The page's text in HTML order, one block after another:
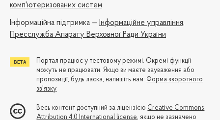
комп'ютеризованих систем
Iнформаційна підтримка — Інформаційне управління,
Пресслужба Апарату Верховної Ради України
Портал працює у тестовому режимі. Окремі функції
можуть не працювати. Якщо ви маєте зауваження або
пропозиції, будь ласка, напишіть нам: Форма зворотного
зв'язку
Весь контент доступний за ліцензією Creative Commons
Attribution 4.0 International license, якщо не зазначено